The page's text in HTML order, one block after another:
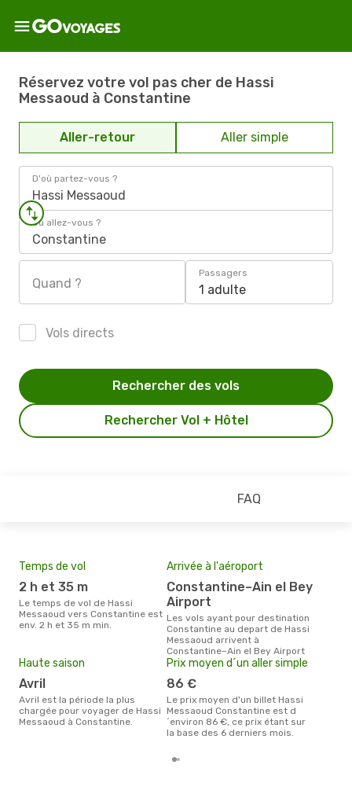
Réservez votre vol pas cher de Hassi
Messaoud à Constantine
Aller-retour Aller simple
D'où partez-vous ?
Hassi Messaoud
Où allez-vous ?
Constantine
Quand ?
Passagers
1 adulte
Vols directs
Rechercher Vol + Hôtel
Rechercher des vols
FAQ
Temps de vol
2 h et 35 m
Le temps de vol de Hassi
Messaoud vers Constantine est
env. 2 h et 35 m min.
Arrivée à l'aéroport
Constantine–Ain el Bey
Airport
Les vols ayant pour destination
Constantine au depart de Hassi
Messaoud arrivent à
Constantine–Ain el Bey Airport
Haute saison
avril
avril est la période la plus
chargée pour voyager de Hassi
Messaoud à Constantine.
Prix moyen d´un aller simple
86 €
Le prix moyen d'un billet Hassi
Messaoud Constantine est d
´environ 86 €, ce prix étant sur
la base des 6 derniers mois.